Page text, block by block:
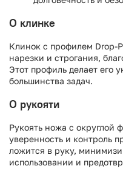
О клинке
Клинок с профилем Drop-
нарезки и строгания,
Этот профиль делает его
большинства задач.
О рукояти
Рукоять ножа с округлой
уверенность и контроль
ложится в руку,
использовании и